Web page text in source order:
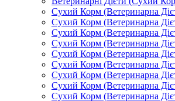
Сухий Корм (Ветеринарна
Сухий Корм (Ветеринарна
Сухий Корм (Ветеринарна
Сухий Корм (Ветеринарна
Сухий Корм (Ветеринарна
Сухий Корм (Ветеринарна
Сухий Корм (Ветеринарна
Сухий Корм (Ветеринарна
Сухий Корм (Ветеринарна